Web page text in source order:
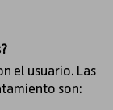
el usuario. Las
son: